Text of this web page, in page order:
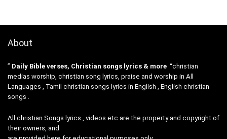
About
” Daily Bible verses, Christian songs lyrics & more “christian
medias worship, christian song lyrics, praise and worship in All
Languages , Tamil christian songs lyrics in English , English christian
songs .
All christian Songs lyrics , videos etc are the property and copyright of
their owners, and